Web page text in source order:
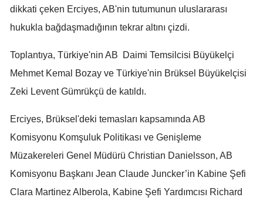
Rize
Sakarya
Samsun
Siirt
Sivas
Tekirdağ
Tokat
Trabzon
dikkati çeken Erciyes, AB'nin tutumunun uluslararası
hukukla bağdaşmadığının tekrar altını çizdi.
Toplantıya, Türkiye'nin AB Daimi Temsilcisi Büyükelçi
Mehmet Kemal Bozay ve Türkiye'nin Brüksel Büyükelçisi
Zeki Levent Gümrükçü de katıldı.
Erciyes, Brüksel'deki temasları kapsamında AB
Komisyonu Komşuluk Politikası ve Genişleme
Müzakereleri Genel Müdürü Christian Danielsson, AB
Komisyonu Başkanı Jean Claude Juncker’in Kabine Şefi
Clara Martinez Alberola, Kabine Şefi Yardımcısı Richard